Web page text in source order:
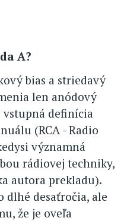
A?
bias a striedavý
len anódový
definícia
(RCA - Radio
významná
rádiovej techniky,
autora prekladu).
dlhé desaťročia, ale
že je oveľa